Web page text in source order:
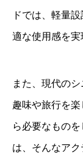
ドでは、軽量
適な使用感を実
また、現代の
趣味や旅行を
ら必要なもの
は、そんなア